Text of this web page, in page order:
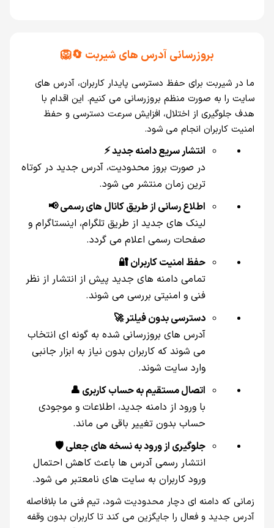
بروزرسانی آدرس‌ های شیربت 🔄🦁
ما در شیربت برای حفظ دسترسی پایدار کاربران، آدرس‌ های
سایت را به‌ صورت منظم بروزرسانی می‌ کنیم. این اقدام با
هدف جلوگیری از اختلال، افزایش سرعت دسترسی و حفظ
امنیت کاربران انجام می‌ شود.
انتشار سریع دامنه جدید ⚡
در صورت بروز محدودیت، آدرس جدید در کوتاه‌
ترین زمان منتشر می‌ شود.
اطلاع‌ رسانی از طریق کانال‌ های رسمی 📢
لینک‌ های جدید از طریق تلگرام، اینستاگرام و
صفحات رسمی اعلام می‌ گردد.
حفظ امنیت کاربران 🔐
تمامی دامنه‌ های جدید پیش از انتشار از نظر
فنی و امنیتی بررسی می‌ شوند.
دسترسی بدون فیلتر 🚀
آدرس‌ های بروزرسانی‌ شده به‌ گونه‌ ای انتخاب
می‌ شوند که کاربران بدون نیاز به ابزار جانبی
وارد سایت شوند.
اتصال مستقیم به حساب کاربری 👤
با ورود از دامنه جدید، اطلاعات و موجودی
حساب بدون تغییر باقی می‌ ماند.
جلوگیری از ورود به نسخه‌ های جعلی 🛡️
انتشار رسمی آدرس‌ ها باعث کاهش احتمال
ورود کاربران به سایت‌ های نامعتبر می‌ شود.
زمانی که دامنه‌ ای دچار محدودیت شود، تیم فنی ما بلافاصله
آدرس جدید و فعال را جایگزین می‌ کند تا کاربران بدون وقفه